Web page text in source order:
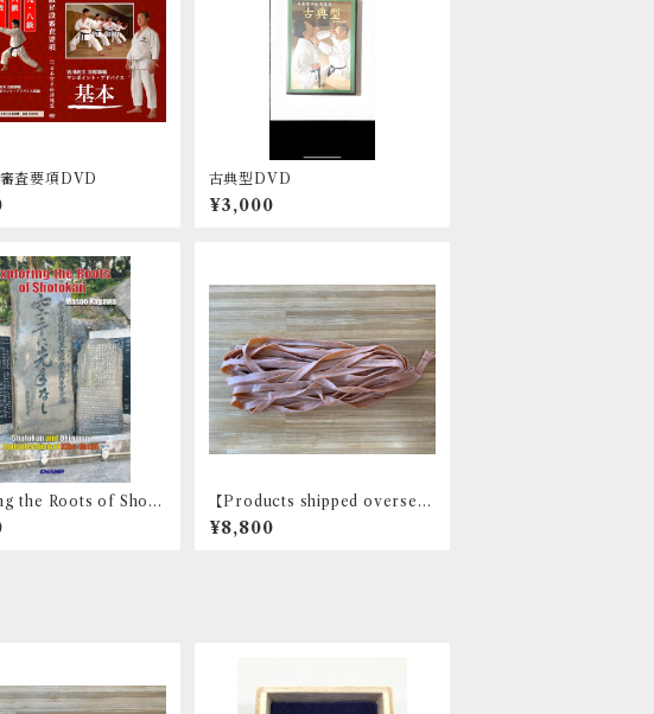
査要項DVD 古典型DVD
¥3,000
the Roots of Shoto
【Products shipped oversea
s】Karate Training Tube
【Large】 8ｍ
¥8,800